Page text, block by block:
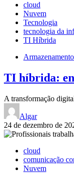
cloud
Nuvem
Tecnologia
tecnologia da
TI Híbrida
TI híbrida:
A transformação
Algar
24 de dezembro de
cloud
comunicação
Nuvem